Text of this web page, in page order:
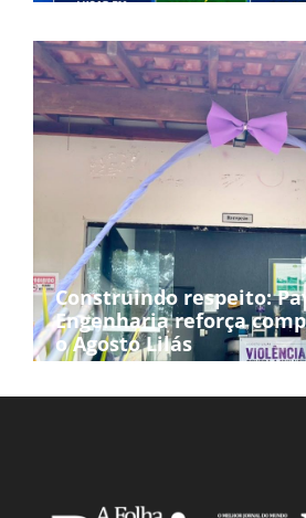
Construindo respeito:
Engenharia reforça
o Agosto Lilás